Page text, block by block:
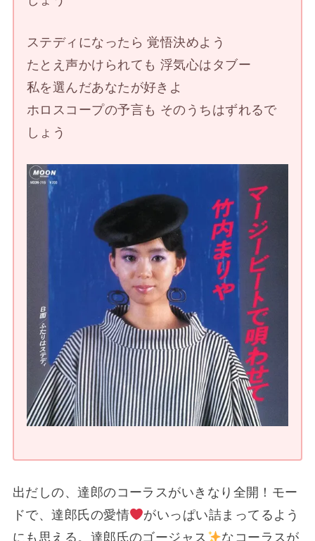
ステディになったら 覚悟決めよう
たとえ声かけられても 浮気心はタブー
私を選んだあなたが好きよ
ホロスコープの予言も そのうちはずれるで
しょう
出だしの、達郎のコーラスがいきなり全開！モー
ドで、達郎氏の愛情
がいっぱい詰まってるよう
にも思える。達郎氏のゴージャス
なコーラスが